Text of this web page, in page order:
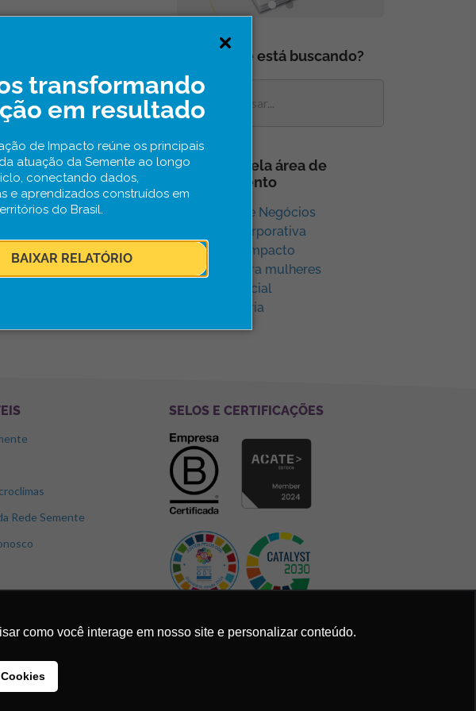
transformando
em resultado
de Impacto reúne os principais
atuação da Semente ao longo
conectando dados,
e aprendizados construídos em
do Brasil.
BAIXAR RELATÓRIO
como você interage em nosso site e personalizar conteúdo.
O que você está buscando?
Navegue pela área de
conhecimento
Aceleração e Negócios
Inovação Corporativa
Inovação e Impacto
Inovação para mulheres
Inovação Social
Sem categoria
Rede Semente
SELOS E CERTIFICAÇÕES